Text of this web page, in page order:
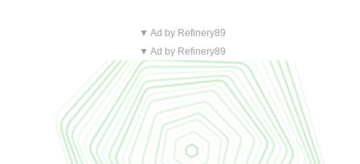
▼ Ad by Refinery89
▼ Ad by Refinery89